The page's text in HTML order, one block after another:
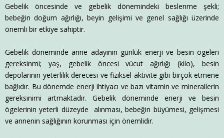
Gebelik öncesinde ve gebelik dönemindeki beslenme şekli;
bebeğin doğum ağırlığı, beyin gelişimi ve genel sağlığı üzerinde
önemli bir etkiye sahiptir.
Gebelik döneminde anne adayının günlük enerji ve besin ögeleri
gereksinmi; yaş, gebelik öncesi vücut ağırlığı (kilo), besin
depolarının yeterlilik derecesi ve fiziksel aktivite gibi birçok etmene
bağlıdır. Bu dönemde enerji ihtiyacı ve bazı vitamin ve minerallerin
gereksinimi artmaktadır. Gebelik döneminde enerji ve besin
ögelerinin yeterli düzeyde alınması, bebeğin büyümesi, gelişmesi
ve annenin sağlığının korunması için önemlidir.